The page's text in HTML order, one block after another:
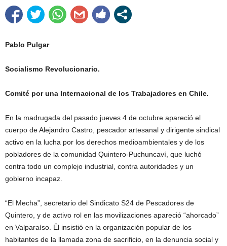
Pablo Pulgar
Socialismo Revolucionario.
Comité por una Internacional de los Trabajadores en Chile.
En la madrugada del pasado jueves 4 de octubre apareció el
cuerpo de Alejandro Castro, pescador artesanal y dirigente sindical
activo en la lucha por los derechos medioambientales y de los
pobladores de la comunidad Quintero-Puchuncaví, que luchó
contra todo un complejo industrial, contra autoridades y un
gobierno incapaz.
“El Mecha”, secretario del Sindicato S24 de Pescadores de
Quintero, y de activo rol en las movilizaciones apareció “ahorcado”
en Valparaíso. Él insistió en la organización popular de los
habitantes de la llamada zona de sacrificio, en la denuncia social y